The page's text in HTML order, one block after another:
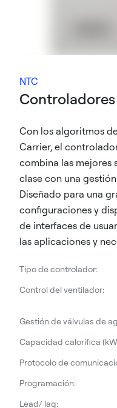
NTC
Con los algoritmos
Carrier, el
combina las mejores
clase con una
Diseñado para una
configuraciones y
de interfaces de
las aplicaciones y
Tipo de controlador:
Control del ventilador:
Gestión de válvulas de
Capacidad calorífica
Protocolo de
Programación:
Lead/ lag: